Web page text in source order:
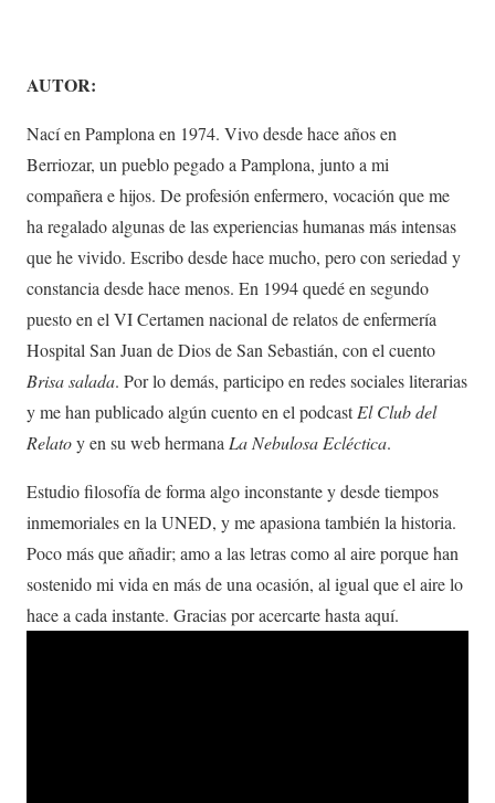
AUTOR:
Nací en Pamplona en 1974. Vivo desde hace años en
Berriozar, un pueblo pegado a Pamplona, junto a mi
compañera e hijos. De profesión enfermero, vocación que me
ha regalado algunas de las experiencias humanas más intensas
que he vivido. Escribo desde hace mucho, pero con seriedad y
constancia desde hace menos. En 1994 quedé en segundo
puesto en el VI Certamen nacional de relatos de enfermería
Hospital San Juan de Dios de San Sebastián, con el cuento
Brisa salada. Por lo demás, participo en redes sociales literarias
y me han publicado algún cuento en el podcastEl Club del
Relatoy en su web hermana La Nebulosa Ecléctica.
Estudio filosofía de forma algo inconstante y desde tiempos
inmemoriales en la UNED, y me apasiona también la historia.
Poco más que añadir; amo a las letras como al aire porque han
sostenido mi vida en más de una ocasión, al igual que el aire lo
hace a cada instante. Gracias por acercarte hasta aquí.